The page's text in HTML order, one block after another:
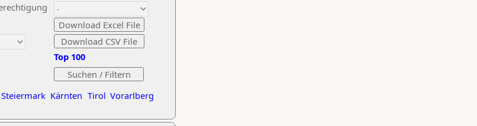
Steiermark Kärnten Tirol Vorarlberg
Top 100